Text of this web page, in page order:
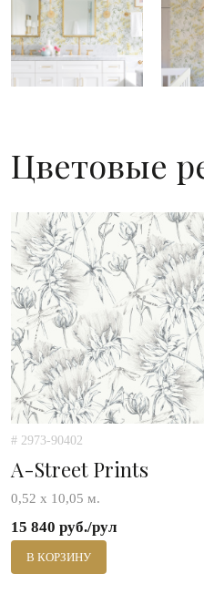
Цветовые
# 2973-90402
A-Street Prints
0,52 х 10,05 м.
15 840 руб./рул
В КОРЗИНУ